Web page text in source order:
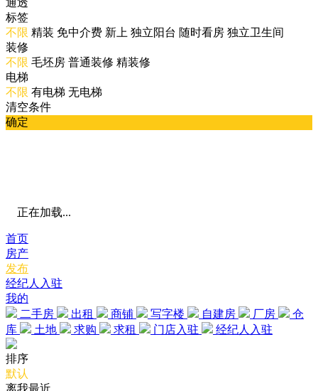
通透
标签
不限 精装 免中介费 新上 独立阳台 随时看房 独立卫生间
装修
不限 毛坯房 普通装修 精装修
电梯
不限 有电梯 无电梯
清空条件
确定
正在加载...
首页
房产
发布
经纪人入驻
我的
二手房
出租 商铺 写字楼 自建房 厂房
仓
库
土地 求购 求租 门店入驻 经纪人入驻
排序
默认
离我最近